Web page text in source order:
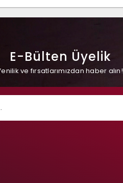
E-Bülten Üyelik
ve fırsatlarımızdan haber alın!